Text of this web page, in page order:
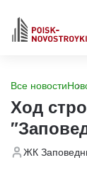
Все новости
Ход
ЖК